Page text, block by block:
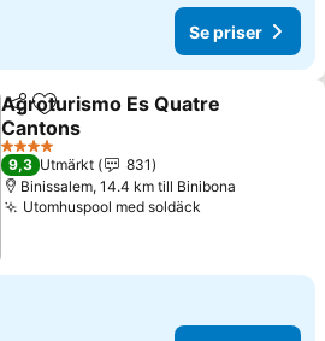
Se priser
Dela Lägg till i Mina Favoriter
Agroturismo Es Quatre
Cantons
Se priser
4 Stjärnor
9,3 Utmärkt
831
Binissalem, 14.4 km till Binibona
Utomhuspool med soldäck